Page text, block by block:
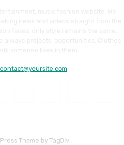
contact@yoursite.com
Theme by TagDiv